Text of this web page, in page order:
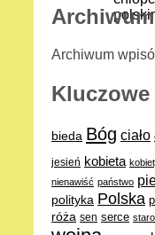
Archiwum
Kluczowe
bieda Bóg ciało
jesień kobieta
nienawiść państwo
polityka Polska
róża sen serce